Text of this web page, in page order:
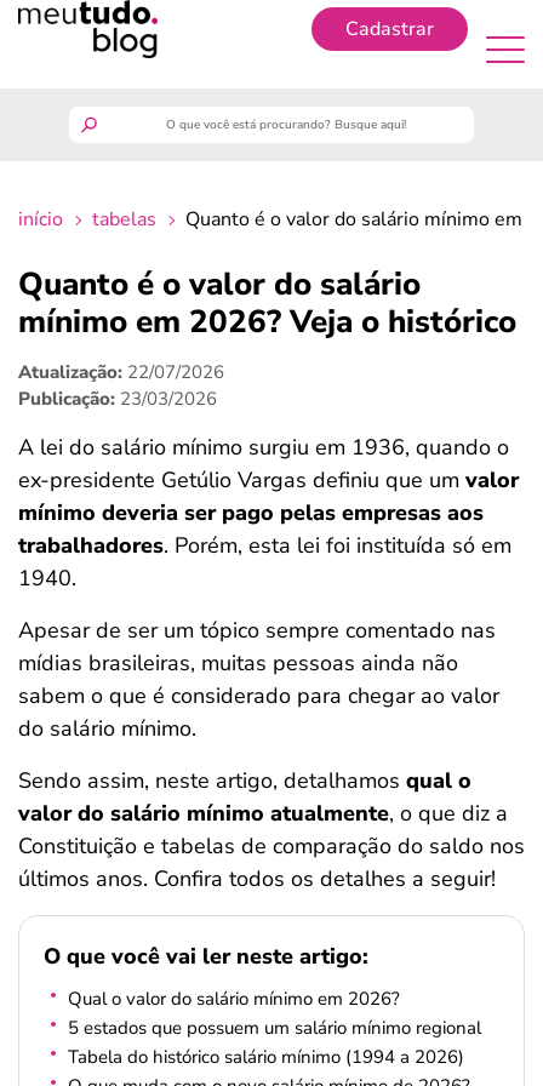
Cadastrar
finanças
benefícios
crédito fácil
últimas notícias
ferramentas
início tabelas Quanto é o valor do salário mínimo em
Quanto é o valor do salário
mínimo em 2026? Veja o histórico
Atualização: 22/07/2026
Publicação: 23/03/2026
A lei do salário mínimo surgiu em 1936, quando o
ex-presidente Getúlio Vargas definiu que um valor
mínimo deveria ser pago pelas empresas aos
trabalhadores. Porém, esta lei foi instituída só em
1940.
Apesar de ser um tópico sempre comentado nas
mídias brasileiras, muitas pessoas ainda não
sabem o que é considerado para chegar ao valor
do salário mínimo.
Sendo assim, neste artigo, detalhamos qual o
valor do salário mínimo atualmente, o que diz a
Constituição e tabelas de comparação do saldo nos
últimos anos. Confira todos os detalhes a seguir!
O que você vai ler neste artigo:
Qual o valor do salário mínimo em 2026?
5 estados que possuem um salário mínimo regional
Tabela do histórico salário mínimo (1994 a 2026)